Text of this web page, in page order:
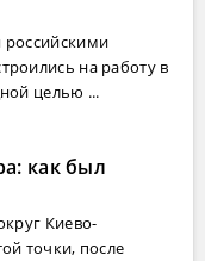
на работу в
целью ...
как был
Киево-
точки, после